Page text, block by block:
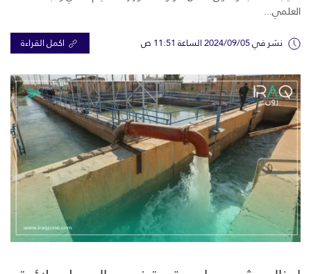
العلمي...
نشر في 2024/09/05 الساعة 11:51 ص اكمل القراءة